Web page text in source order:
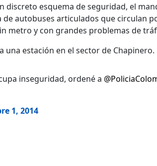
discreto esquema de seguridad, el
autobuses articulados que circulan
metro y con grandes problemas de
una estación en el sector de Chapinero.
inseguridad, ordené a
1, 2014